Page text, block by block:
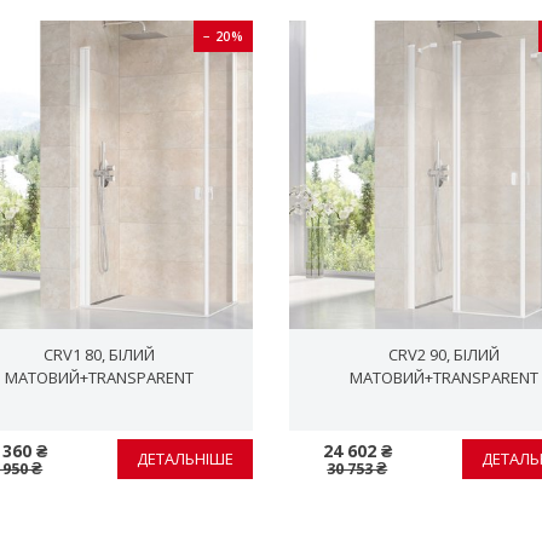
− 20%
CRV1 80, БІЛИЙ
МАТОВИЙ+TRANSPARENT
₴
950 ₴ ДЕТАЛЬНІШЕ
CRV2 90, БІЛИЙ
МАТОВИЙ+TRANSPARENT
24 602 ₴
30 753 ₴